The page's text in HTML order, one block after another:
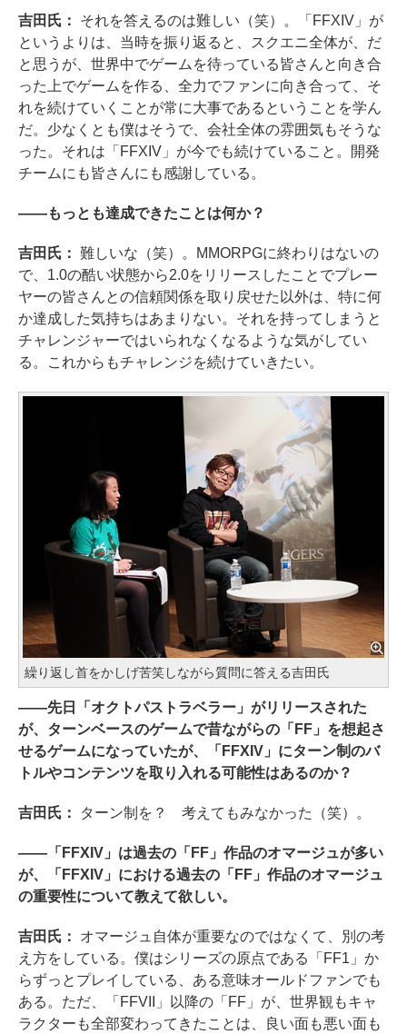
吉田氏： それを答えるのは難しい（笑）。「FFXIV」が
というよりは、当時を振り返ると、スクエニ全体が、だ
と思うが、世界中でゲームを待っている皆さんと向き合
った上でゲームを作る、全力でファンに向き合って、そ
れを続けていくことが常に大事であるということを学ん
だ。少なくとも僕はそうで、会社全体の雰囲気もそうな
った。それは「FFXIV」が今でも続けていること。開発
チームにも皆さんにも感謝している。
――もっとも達成できたことは何か？
吉田氏： 難しいな（笑）。MMORPGに終わりはないの
で、1.0の酷い状態から2.0をリリースしたことでプレー
ヤーの皆さんとの信頼関係を取り戻せた以外は、特に何
か達成した気持ちはあまりない。それを持ってしまうと
チャレンジャーではいられなくなるような気がしてい
る。これからもチャレンジを続けていきたい。
繰り返し首をかしげ苦笑しながら質問に答える吉田氏
――先日「オクトパストラベラー」がリリースされた
が、ターンベースのゲームで昔ながらの「FF」を想起さ
せるゲームになっていたが、「FFXIV」にターン制のバ
トルやコンテンツを取り入れる可能性はあるのか？
吉田氏： ターン制を？ 考えてもみなかった（笑）。
――「FFXIV」は過去の「FF」作品のオマージュが多い
が、「FFXIV」における過去の「FF」作品のオマージュ
の重要性について教えて欲しい。
吉田氏： オマージュ自体が重要なのではなくて、別の考
え方をしている。僕はシリーズの原点である「FF1」か
らずっとプレイしている、ある意味オールドファンでも
ある。ただ、「FFVII」以降の「FF」が、世界観もキャ
ラクターも全部変わってきたことは、良い面も悪い面も